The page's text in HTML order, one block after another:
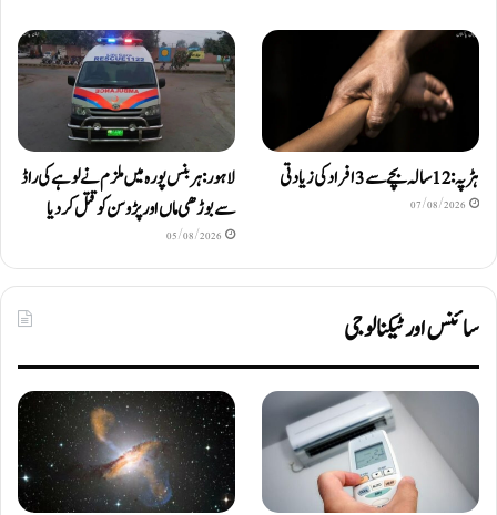
ہڑپہ: 12 سالہ بچے سے 3 افراد کی زیادتی
07/08/2026
لاہور: ہربنس پورہ میں ملزم نے لوہے کی راڈ
سے بوڑھی ماں اور پڑوسن کو قتل کر دیا
05/08/2026
سائنس اور ٹیکنالوجی